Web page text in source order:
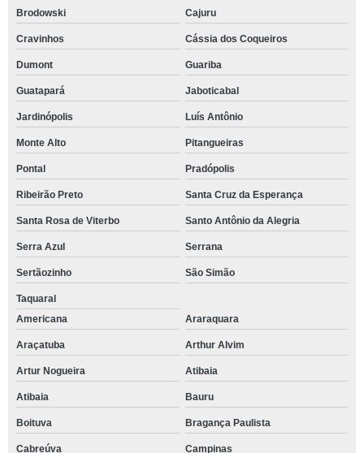
Brodowski Cajuru
Cravinhos Cássia dos Coqueiros
Dumont Guariba
Guatapará Jaboticabal
Jardinópolis Luís Antônio
Monte Alto Pitangueiras
Pontal Pradópolis
Ribeirão Preto Santa Cruz da Esperança
Santa Rosa de Viterbo Santo Antônio da Alegria
Serra Azul Serrana
Sertãozinho São Simão
Taquaral
Americana
Araraquara
Araçatuba Arthur Alvim
Artur Nogueira Atibaia
Atibaia Bauru
Boituva Bragança Paulista
Cabreúva Campinas